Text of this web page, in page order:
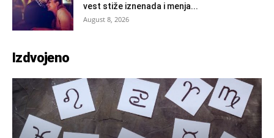
vest stiže iznenada i menja...
August 8, 2026
Izdvojeno